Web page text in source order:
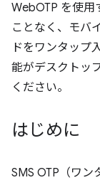
WebOTP を使用
ことなく、モバ
ドをワンタップ
能がデスクトッ
ください。
はじめに
SMS OTP（ワン